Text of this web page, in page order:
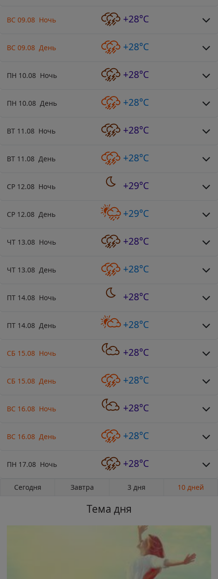
ВС 09.08 Ночь +28°C
ВС 09.08 День +28°C
ПН 10.08 Ночь +28°C
ПН 10.08 День +28°C
ВТ 11.08 Ночь +28°C
ВТ 11.08 День +28°C
СР 12.08 Ночь +29°C
СР 12.08 День +29°C
ЧТ 13.08 Ночь +28°C
ЧТ 13.08 День +28°C
ПТ 14.08 Ночь +28°C
ПТ 14.08 День +28°C
СБ 15.08 Ночь +28°C
СБ 15.08 День +28°C
ВС 16.08 Ночь +28°C
ВС 16.08 День +28°C
ПН 17.08 Ночь +28°C
Сегодня Завтра 3 дня 10 дней
Тема дня